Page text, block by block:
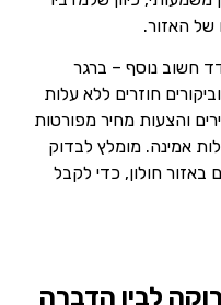
של האזור.
חשוב נוסף – ברגר
חוזרים ללא עלות
והצעות מחיר מפורטות
אמינה. מומלץ לבדוק
חולון, כדי לקבל
לבין הדברה